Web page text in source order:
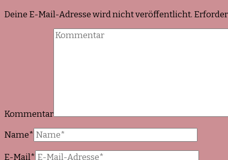
Deine E-Mail-Adresse wird nicht veröffentlicht.
Kommentar
Name*
E-Mail*